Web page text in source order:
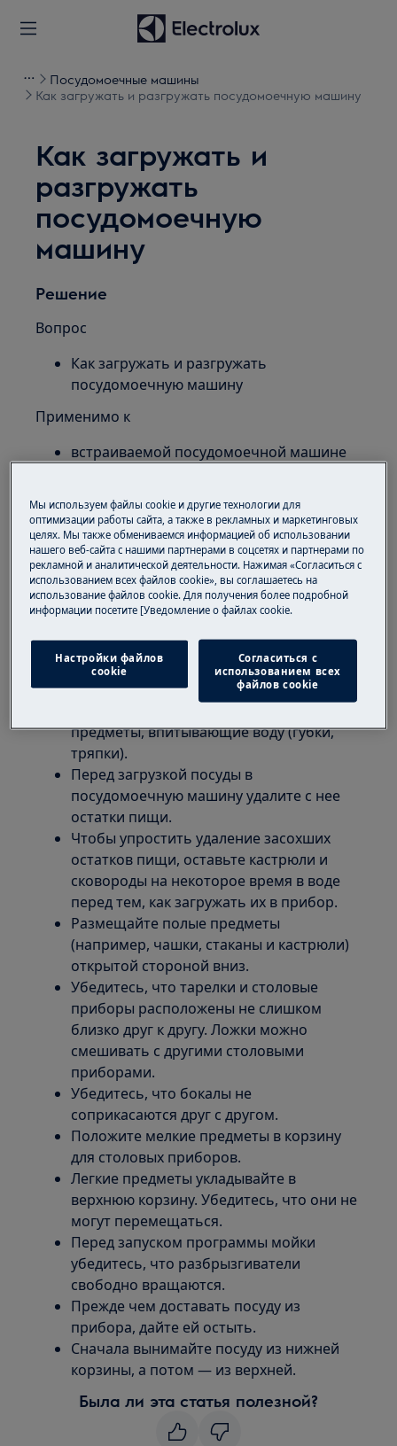
Посудомоечные машины
Как загружать и разгружать посудомоечную машину
Как загружать и
разгружать
посудомоечную
машину
Решение
Вопрос
Как загружать и разгружать
посудомоечную машину
Применимо к
встраиваемой посудомоечной машине
Общие рекомендации по загрузке и разгрузке
посудомоечной машины
Размещайте в прибор только посуду,
предназначенную для мытья в
Не загружайте в посудомоечную машину
изделия из дерева, кости, алюминия,
жести или меди.
предметы, впитывающие воду (губки,
тряпки).
Перед загрузкой посуды в
посудомоечную машину удалите с нее
остатки пищи.
Чтобы упростить удаление засохших
остатков пищи, оставьте кастрюли и
сковороды на некоторое время в воде
перед тем, как загружать их в прибор.
Размещайте полые предметы
(например, чашки, стаканы и кастрюли)
открытой стороной вниз.
Убедитесь, что тарелки и столовые
приборы расположены не слишком
близко друг к другу. Ложки можно
смешивать с другими столовыми
приборами.
Убедитесь, что бокалы не
соприкасаются друг с другом.
Положите мелкие предметы в корзину
для столовых приборов.
Легкие предметы укладывайте в
верхнюю корзину. Убедитесь, что они не
могут перемещаться.
Перед запуском программы мойки
убедитесь, что разбрызгиватели
свободно вращаются.
Прежде чем доставать посуду из
прибора, дайте ей остыть.
Сначала вынимайте посуду из нижней
корзины, а потом — из верхней.
Была ли эта статья полезной?
Мы используем файлы cookie и другие технологии для
оптимизации работы сайта, а также в рекламных и маркетинговых
целях. Мы также обмениваемся информацией об использовании
нашего веб-сайта с нашими партнерами в соцсетях и партнерами по
рекламной и аналитической деятельности. Нажимая «Согласиться с
использованием всех файлов cookie», вы соглашаетесь на
использование файлов cookie. Для получения более подробной
информации посетите [Уведомление о файлах cookie.
Настройки файлов
cookie
Согласиться с
использованием всех
файлов cookie